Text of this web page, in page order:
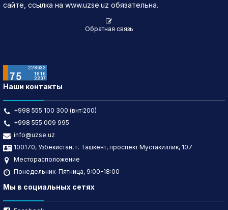
сайте, ссылка на www.uzse.uz обязательна.
Обратная связь
Наши контакты
+998 555 100 300 (внт:200)
+998 555 009 995
info@uzse.uz
100170, Узбекистан, г. Ташкент, проспект Мустакиллик, 107
Месторасположение
Понедельник-Пятница, 9:00-18:00
Мы в социальных сетях